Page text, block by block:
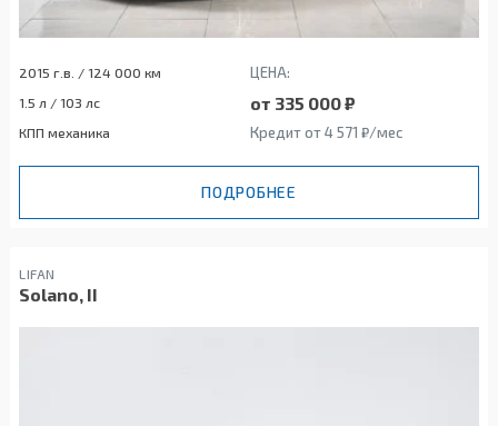
2015 г.в. / 124 000 км ЦЕНА:
1.5 л / 103 лс от 335 000 ₽
КПП механика Кредит от 4 571 ₽/мес
ПОДРОБНЕЕ
LIFAN
Solano, II